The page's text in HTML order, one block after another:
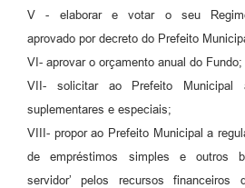
V - elaborar e votar o seu
aprovado por decreto do Prefeito
VI- aprovar o orçamento anual do Fundo;
VII- solicitar ao Prefeito Municipal
suplementares e especiais;
VIII- propor ao Prefeito Municipal a
de empréstimos simples e outros
servidor’ pelos recursos